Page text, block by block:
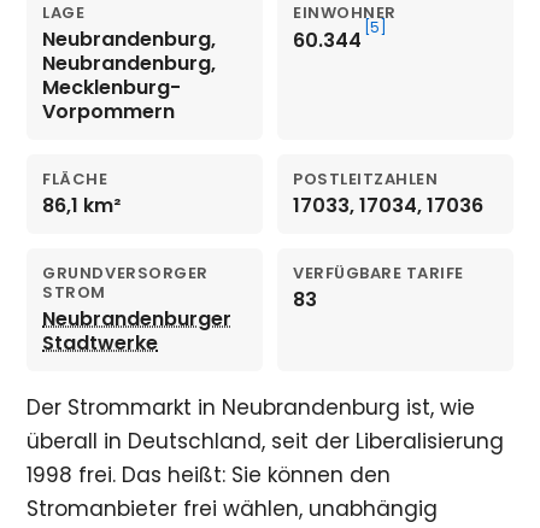
LAGE
Neubrandenburg,
Neubrandenburg,
Mecklenburg-
Vorpommern
EINWOHNER
60.344 [5]
FLÄCHE
86,1 km²
POSTLEITZAHLEN
17033, 17034, 17036
GRUNDVERSORGER
STROM
Neubrandenburger
Stadtwerke
VERFÜGBARE TARIFE
83
Der Strommarkt in Neubrandenburg ist, wie
überall in Deutschland, seit der Liberalisierung
1998 frei. Das heißt: Sie können den
Stromanbieter frei wählen, unabhängig